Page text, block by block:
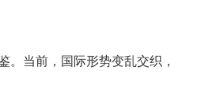
当前，国际形势变乱交织，